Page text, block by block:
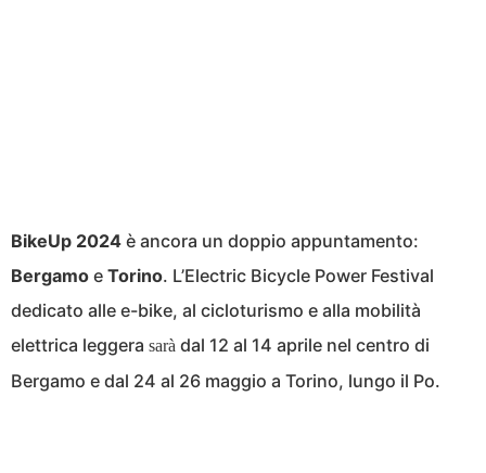
BikeUp 2024 è ancora un doppio appuntamento:
Bergamo e Torino. L’Electric Bicycle Power Festival
dedicato alle e-bike, al cicloturismo e alla mobilità
elettrica leggera sarà dal 12 al 14 aprile nel centro di
Bergamo e dal 24 al 26 maggio a Torino, lungo il Po.